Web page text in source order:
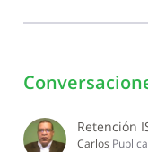
Retención
Carlos